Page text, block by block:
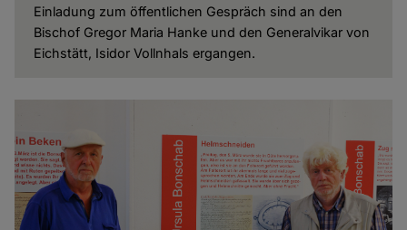
Einladung zum öffentlichen Gespräch sind an den
Bischof Gregor Maria Hanke und den Generalvikar von
Eichstätt, Isidor Vollnhals ergangen.